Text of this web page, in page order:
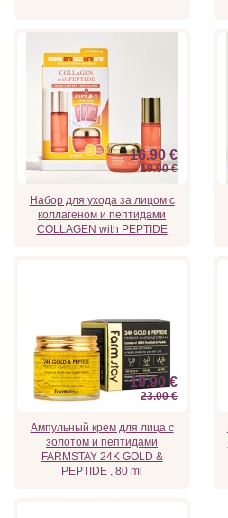
16.90 €
19.90 €
Набор для ухода за лицом с
коллагеном и пептидами
COLLAGEN with PEPTIDE
19.90 €
23.00 €
Ампульный крем для лица с
золотом и пептидами
FARMSTAY 24K GOLD &
PEPTIDE , 80 ml